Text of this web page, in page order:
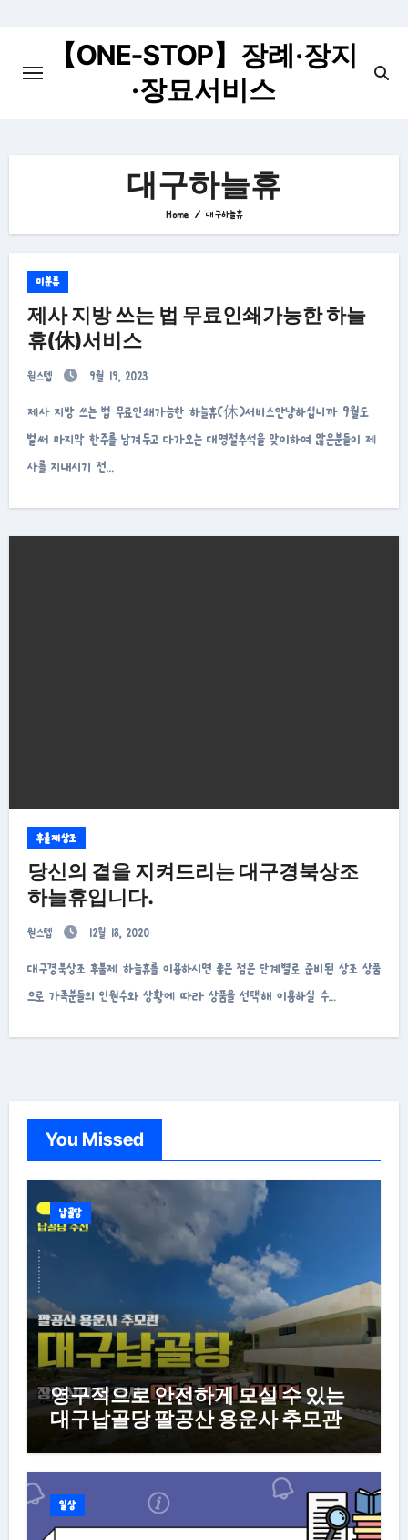
【ONE-STOP】장례·장지
·장묘서비스
대구하늘휴
Home 대구하늘휴
미분류
제사 지방 쓰는 법 무료인쇄가능한 하늘
휴(休)서비스
원스텝 9월 19, 2023
제사 지방 쓰는 법 무료인쇄가능한 하늘휴(休)서비스안냥하십니까 9월도
벌써 마지막 한주를 남겨두고 다가오는 대명절추석을 맞이하여 많은분들이 제
사를 지내시기 전…
후불제상조
당신의 곁을 지켜드리는 대구경북상조
하늘휴입니다.
원스텝 12월 18, 2020
대구경북상조 후불제 하늘휴를 이용하시면 좋은 점은 단계별로 준비된 상조 상품
으로 가족분들의 인원수와 상황에 따라 상품을 선택해 이용하실 수…
You Missed
납골당
영구적으로 안전하게 모실 수 있는
대구납골당 팔공산 용운사 추모관
일상